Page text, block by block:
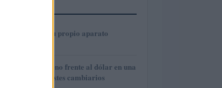
Cómo construir tu propio aparato
El euro cede terreno frente al dólar en una
semana de contrastes cambiarios